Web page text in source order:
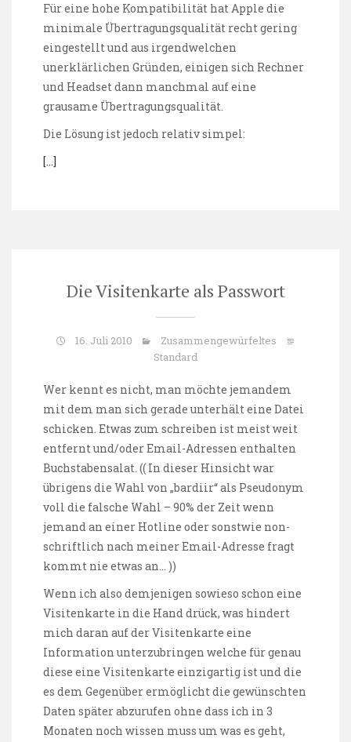
Für eine hohe Kompatibilität hat Apple die
minimale Übertragungsqualität recht gering
eingestellt und aus irgendwelchen
unerklärlichen Gründen, einigen sich Rechner
und Headset dann manchmal auf eine
grausame Übertragungsqualität.
Die Lösung ist jedoch relativ simpel:
[…]
Die Visitenkarte als Passwort
16. Juli 2010
Zusammengewürfeltes
Standard
Wer kennt es nicht, man möchte jemandem
mit dem man sich gerade unterhält eine Datei
schicken. Etwas zum schreiben ist meist weit
entfernt und/oder Email-Adressen enthalten
Buchstabensalat. (( In dieser Hinsicht war
übrigens die Wahl von „bardiir“ als Pseudonym
voll die falsche Wahl – 90% der Zeit wenn
jemand an einer Hotline oder sonstwie non-
schriftlich nach meiner Email-Adresse fragt
kommt nie etwas an… ))
Wenn ich also demjenigen sowieso schon eine
Visitenkarte in die Hand drück, was hindert
mich daran auf der Visitenkarte eine
Information unterzubringen welche für genau
diese eine Visitenkarte einzigartig ist und die
es dem Gegenüber ermöglicht die gewünschten
Daten später abzurufen ohne dass ich in 3
Monaten noch wissen muss um was es geht,